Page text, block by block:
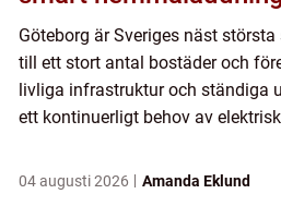
Göteborg är Sveriges näst
till ett stort antal bostäder och
livliga infrastruktur och ständiga
ett kontinuerligt behov av
04 augusti 2026 Amanda Eklund